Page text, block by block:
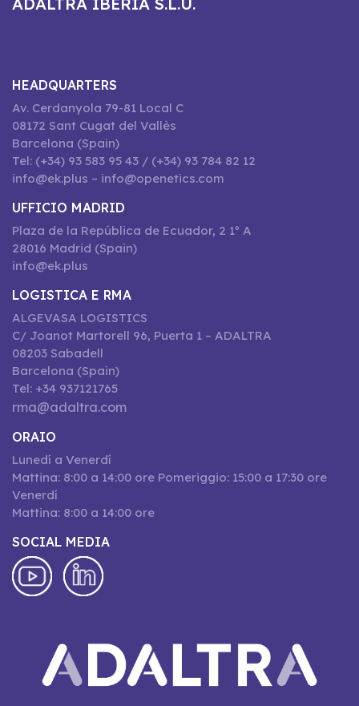
HEADQUARTERS
Av. Cerdanyola 79-81 Local C
08172 Sant Cugat del Vallès
Barcelona (Spain)
Tel: (+34) 93 583 95 43 / (+34) 93 784 82 12
info@ek.plus – info@openetics.com
UFFICIO MADRID
Plaza de la República de Ecuador, 2 1º A
28016 Madrid (Spain)
info@ek.plus
LOGISTICA E RMA
ALGEVASA LOGISTICS
C/ Joanot Martorell 96, Puerta 1 – ADALTRA
08203 Sabadell
Barcelona (Spain)
Tel: +34 937121765
rma@adaltra.com
ORAIO
Lunedí a Venerdí
Mattina: 8:00 a 14:00 ore Pomeriggio: 15:00 a 17:30 ore
Venerdí
Mattina: 8:00 a 14:00 ore
SOCIAL MEDIA